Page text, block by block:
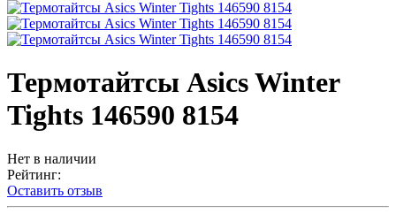
Термотайтсы Asics Winter
Tights 146590 8154
Нет в наличии
Рейтинг:
Оставить отзыв